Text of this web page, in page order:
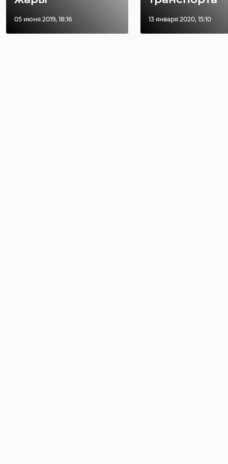
05 июня 2019, 18:16 13 января 2020, 15:10